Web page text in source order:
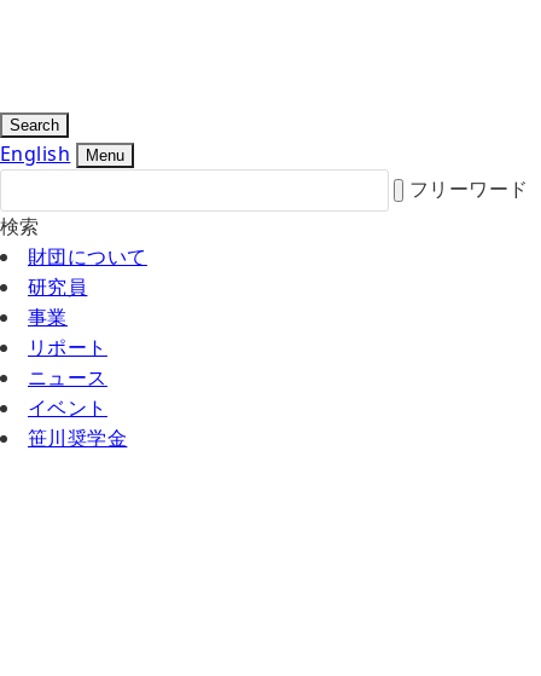
Search
English Menu
フリーワード
検索
財団について
研究員
事業
リポート
ニュース
イベント
笹川奨学金